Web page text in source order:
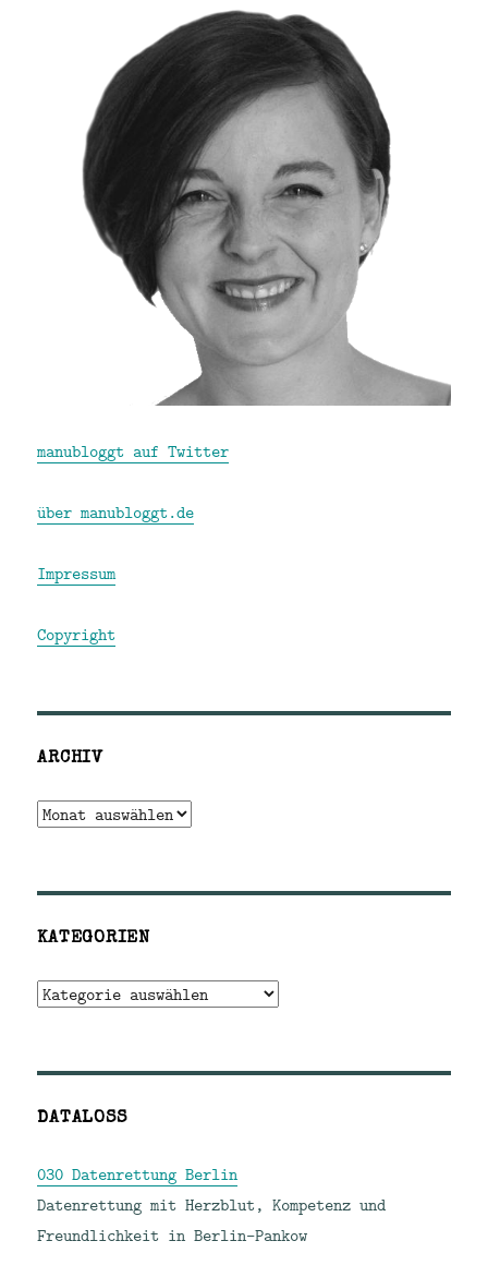
manubloggt auf Twitter
über manubloggt.de
Impressum
Copyright
ARCHIV
Archiv
KATEGORIEN
Kategorien
DATALOSS
030 Datenrettung Berlin
Datenrettung mit Herzblut, Kompetenz und
Freundlichkeit in Berlin-Pankow